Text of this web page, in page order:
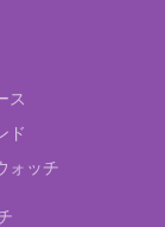
ス
ド
ォッチ